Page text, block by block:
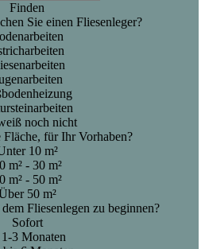
Finden
Sie einen Fliesenleger?
noch nicht
für Ihr Vorhaben?
10 m²
m² - 30 m²
m² - 50 m²
50 m²
Fliesenlegen zu beginnen?
Sofort
3 Monaten